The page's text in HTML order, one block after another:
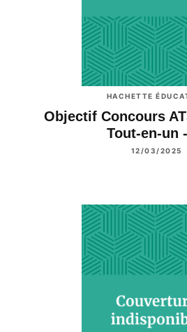
HACHETTE
Objectif Concours
Tout-en-un
12/03/2025